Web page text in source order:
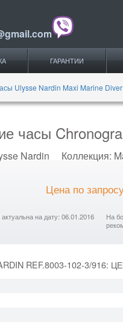
ГАРАНТИИ
Ulysse Nardin Maxi Marine Diver
часы
Nardin Коллекция:
Цена по
на дату: 06.01.2016
На
REF.8003-102-3/916: